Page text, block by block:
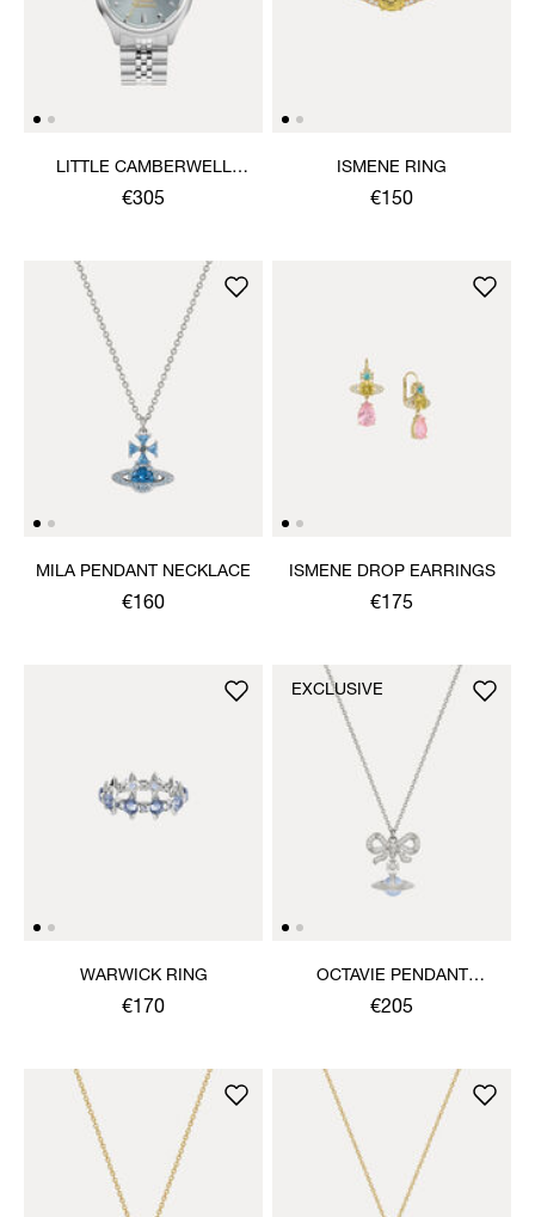
LITTLE CAMBERWELL
WATCH
€305
ISMENE RING
€150
MILA PENDANT NECKLACE
€160
ISMENE DROP EARRINGS
€175
WARWICK RING
€170
OCTAVIE PENDANT
NECKLACE
€205
EXCLUSIVE